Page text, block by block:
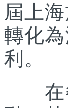
屆上
轉化
利。
在餐